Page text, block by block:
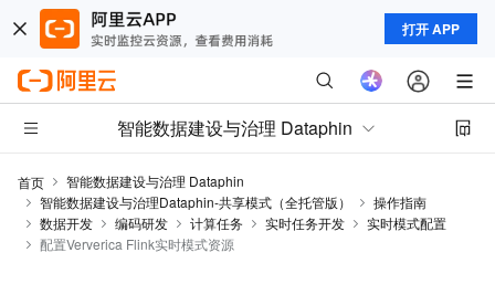
打开 APP
智能数据建设与治理 Dataphin
首页
智能数据建设与治理 Dataphin
智能数据建设与治理Dataphin-共享模式（全托管版）
操作指南
数据开发
编码研发 计算任务 实时任务开发
实时模式配置
配置Ververica Flink实时模式资源